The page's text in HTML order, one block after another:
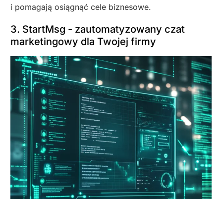
i pomagają osiągnąć cele biznesowe.
3. StartMsg - zautomatyzowany czat
marketingowy dla Twojej firmy